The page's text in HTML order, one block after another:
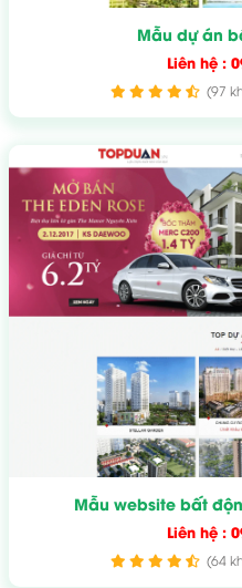
Mẫu dự án
Liên hệ :
(97
Mẫu website bất
Liên hệ :
(64